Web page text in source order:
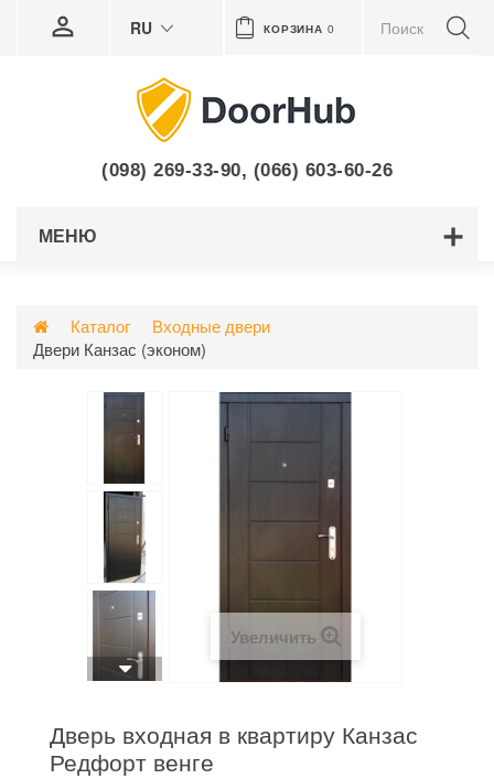
КОРЗИНА 0
RU
(098) 269-33-90, (066) 603-60-26
МЕНЮ
Каталог
Входные двери
Двери Канзас (эконом)
Увеличить
Дверь входная в квартиру Канзас
Редфорт венге